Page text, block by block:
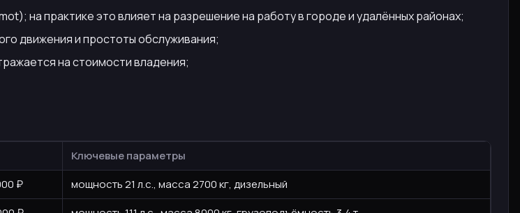
на практике это влияет на разрешение на работу в городе и удалённых районах;
движения и простоты обслуживания;
на стоимости владения;
Ключевые параметры
₽
мощность 21 л.с., масса 2700 кг, дизельный